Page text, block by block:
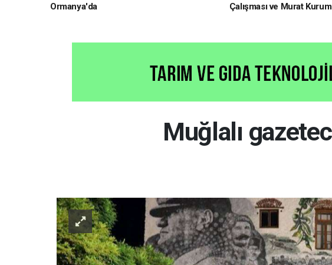
Ormanya'da
Çalışması ve Murat
Muğlalı